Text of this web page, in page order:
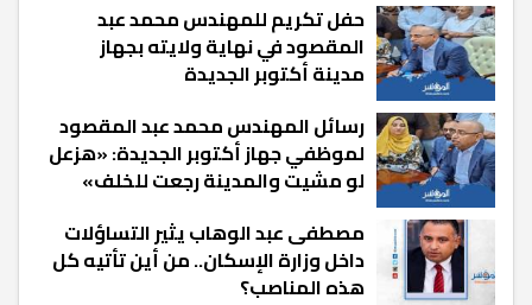
حفل تكريم للمهندس محمد عبد
المقصود في نهاية ولايته بجهاز
مدينة أكتوبر الجديدة
رسائل المهندس محمد عبد المقصود
لموظفي جهاز أكتوبر الجديدة: «هزعل
لو مشيت والمدينة رجعت للخلف»
مصطفى عبد الوهاب يثير التساؤلات
داخل وزارة الإسكان.. من أين تأتيه كل
هذه المناصب؟